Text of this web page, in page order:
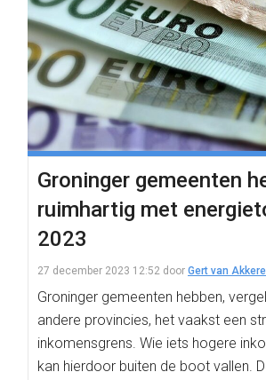
Groninger gemeenten
ruimhartig met
2023
27 december 2023 12:52 door Gert van
Groninger gemeenten hebben,
andere provincies, het vaakst een
inkomensgrens. Wie iets hogere
kan hierdoor buiten de boot vallen.